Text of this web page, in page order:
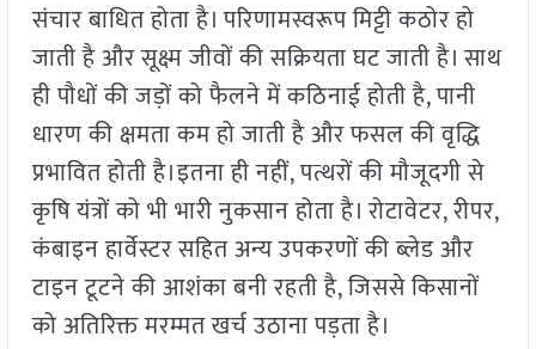
संचार बाधित होता है। परिणामस्वरूप मिट्टी कठोर हो
जाती है और सूक्ष्म जीवों की सक्रियता घट जाती है। साथ
ही पौधों की जड़ों को फैलने में कठिनाई होती है, पानी
धारण की क्षमता कम हो जाती है और फसल की वृद्धि
प्रभावित होती है।इतना ही नहीं, पत्थरों की मौजूदगी से
कृषि यंत्रों को भी भारी नुकसान होता है। रोटावेटर, रीपर,
कंबाइन हार्वेस्टर सहित अन्य उपकरणों की ब्लेड और
टाइन टूटने की आशंका बनी रहती है, जिससे किसानों
को अतिरिक्त मरम्मत खर्च उठाना पड़ता है।